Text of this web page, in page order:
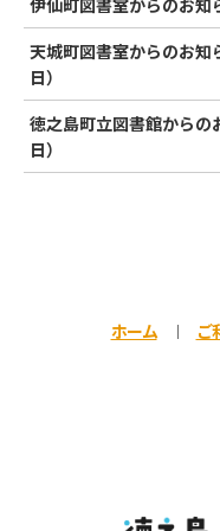
伊仙町図書室からのお知
天城町図書室からのお
日）
徳之島町立図書館から
日）
ホーム│ ご